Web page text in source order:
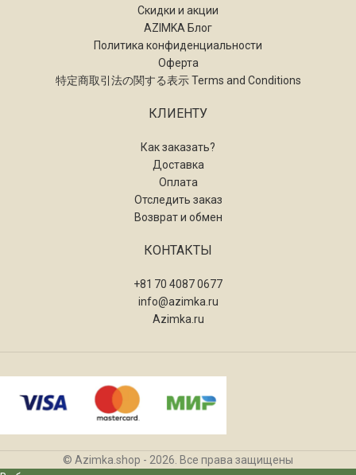
Скидки и акции
AZIMKA Блог
Политика конфиденциальности
Оферта
特定商取引法の関する表示 Terms and Conditions
КЛИЕНТУ
Как заказать?
Доставка
Оплата
Отследить заказ
Возврат и обмен
КОНТАКТЫ
+81 70 4087 0677
info@azimka.ru
Azimka.ru
© Azimka.shop - 2026. Все права защищены